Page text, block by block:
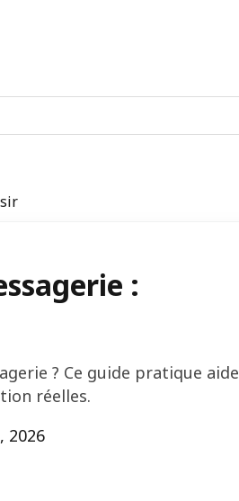
:
? Ce guide pratique aide
réelles.
2026